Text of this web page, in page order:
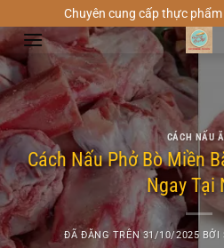
đến
nội
dung
Chuyên cung cấp thực
CÁCH NẤU
Cách Nấu Phở Bò Miền
Ngay Tại
ĐÃ ĐĂNG TRÊN 31/10/2025 BỞI